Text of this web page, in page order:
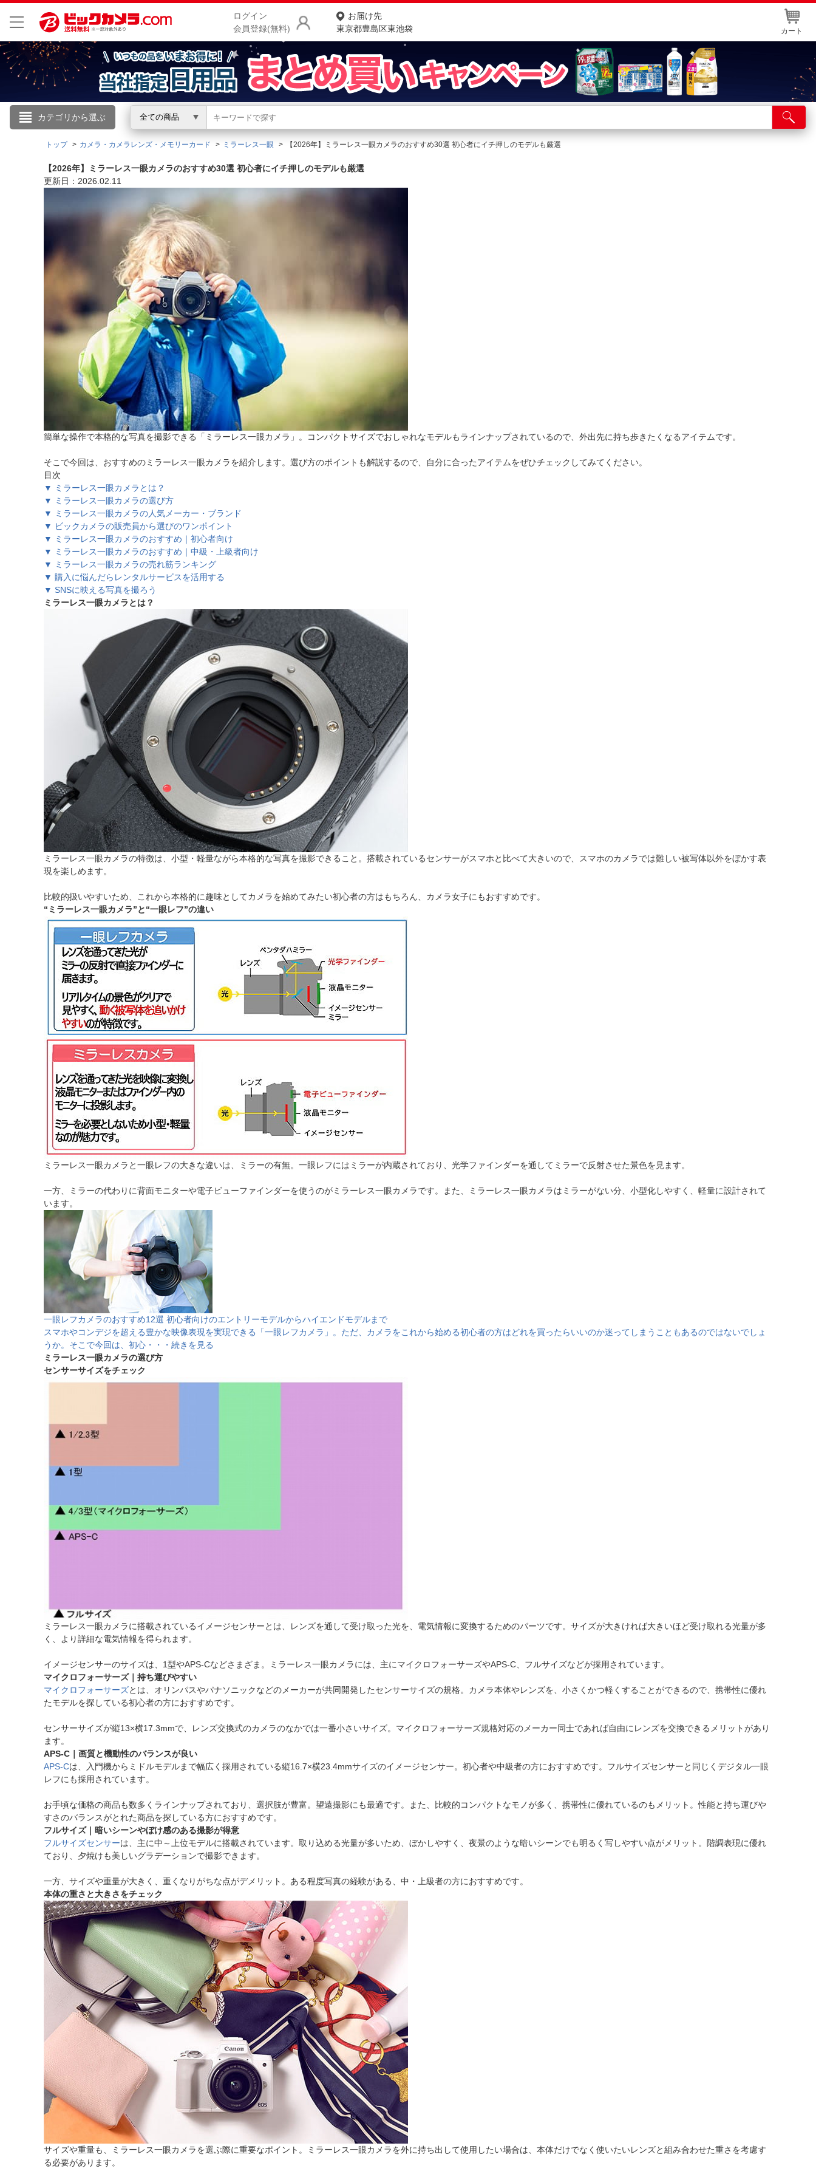
ログイン
会員登録(無料)
お届け先
東京都豊島区東池袋
カート
カテゴリから選ぶ 全ての商品
こんにちは
ログイン
新規会員登録
会員メニュー
お買いもの履歴
閲覧履歴
ほしいもの
お知らせ
商品をさがす
ランキングからさがす
店舗サービス
ネット取り置き
トップ カメラ・カメラレンズ・メモリーカード ミラーレス一眼 【2026年】ミラーレス一眼カメラのおすすめ30選 初心者にイチ押しのモデルも厳選
【2026年】ミラーレス一眼カメラのおすすめ30選 初心者にイチ押しのモデルも厳選
更新日：2026.02.11
簡単な操作で本格的な写真を撮影できる「ミラーレス一眼カメラ」。コンパクトサイズでおしゃれなモデルもラインナップされているので、外出先に持ち歩きたくなるアイテムです。
そこで今回は、おすすめのミラーレス一眼カメラを紹介します。選び方のポイントも解説するので、自分に合ったアイテムをぜひチェックしてみてください。
目次
▼ ミラーレス一眼カメラとは？
▼ ミラーレス一眼カメラの選び方
▼ ミラーレス一眼カメラの人気メーカー・ブランド
▼ ビックカメラの販売員から選びのワンポイント
▼ ミラーレス一眼カメラのおすすめ｜初心者向け
▼ ミラーレス一眼カメラのおすすめ｜中級・上級者向け
▼ ミラーレス一眼カメラの売れ筋ランキング
▼ 購入に悩んだらレンタルサービスを活用する
▼ SNSに映える写真を撮ろう
ミラーレス一眼カメラとは？
ミラーレス一眼カメラの特徴は、小型・軽量ながら本格的な写真を撮影できること。搭載されているセンサーがスマホと比べて大きいので、スマホのカメラでは難しい被写体以外をぼかす表
現を楽しめます。
比較的扱いやすいため、これから本格的に趣味としてカメラを始めてみたい初心者の方はもちろん、カメラ女子にもおすすめです。
“ミラーレス一眼カメラ”と“一眼レフ”の違い
ミラーレス一眼カメラと一眼レフの大きな違いは、ミラーの有無。一眼レフにはミラーが内蔵されており、光学ファインダーを通してミラーで反射させた景色を見ます。
一方、ミラーの代わりに背面モニターや電子ビューファインダーを使うのがミラーレス一眼カメラです。また、ミラーレス一眼カメラはミラーがない分、小型化しやすく、軽量に設計されて
います。
一眼レフカメラのおすすめ12選 初心者向けのエントリーモデルからハイエンドモデルまで
スマホやコンデジを超える豊かな映像表現を実現できる「一眼レフカメラ」。ただ、カメラをこれから始める初心者の方はどれを買ったらいいのか迷ってしまうこともあるのではないでしょ
うか。そこで今回は、初心・・・続きを見る
ミラーレス一眼カメラの選び方
センサーサイズをチェック
ミラーレス一眼カメラに搭載されているイメージセンサーとは、レンズを通して受け取った光を、電気情報に変換するためのパーツです。サイズが大きければ大きいほど受け取れる光量が多
く、より詳細な電気情報を得られます。
イメージセンサーのサイズは、1型やAPS-Cなどさまざま。ミラーレス一眼カメラには、主にマイクロフォーサーズやAPS-C、フルサイズなどが採用されています。
マイクロフォーサーズ｜持ち運びやすい
マイクロフォーサーズとは、オリンパスやパナソニックなどのメーカーが共同開発したセンサーサイズの規格。カメラ本体やレンズを、小さくかつ軽くすることができるので、携帯性に優れ
たモデルを探している初心者の方におすすめです。
センサーサイズが縦13×横17.3mmで、レンズ交換式のカメラのなかでは一番小さいサイズ。マイクロフォーサーズ規格対応のメーカー同士であれば自由にレンズを交換できるメリットがあり
ます。
APS-C｜画質と機動性のバランスが良い
APS-Cは、入門機からミドルモデルまで幅広く採用されている縦16.7×横23.4mmサイズのイメージセンサー。初心者や中級者の方におすすめです。フルサイズセンサーと同じくデジタル一眼
レフにも採用されています。
お手頃な価格の商品も数多くラインナップされており、選択肢が豊富。望遠撮影にも最適です。また、比較的コンパクトなモノが多く、携帯性に優れているのもメリット。性能と持ち運びや
すさのバランスがとれた商品を探している方におすすめです。
フルサイズ｜暗いシーンやぼけ感のある撮影が得意
フルサイズセンサーは、主に中～上位モデルに搭載されています。取り込める光量が多いため、ぼかしやすく、夜景のような暗いシーンでも明るく写しやすい点がメリット。階調表現に優れ
ており、夕焼けも美しいグラデーションで撮影できます。
一方、サイズや重量が大きく、重くなりがちな点がデメリット。ある程度写真の経験がある、中・上級者の方におすすめです。
本体の重さと大きさをチェック
サイズや重量も、ミラーレス一眼カメラを選ぶ際に重要なポイント。ミラーレス一眼カメラを外に持ち出して使用したい場合は、本体だけでなく使いたいレンズと組み合わせた重さを考慮す
る必要があります。